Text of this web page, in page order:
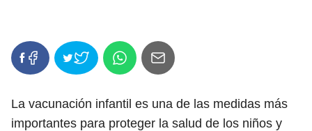
La vacunación infantil es una de las medidas más
importantes para proteger la salud de los niños y